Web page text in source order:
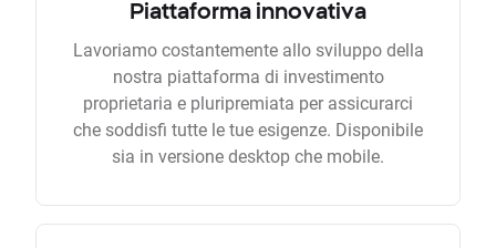
Piattaforma innovativa
Lavoriamo costantemente allo sviluppo della
nostra piattaforma di investimento
proprietaria e pluripremiata per assicurarci
che soddisfi tutte le tue esigenze. Disponibile
sia in versione desktop che mobile.